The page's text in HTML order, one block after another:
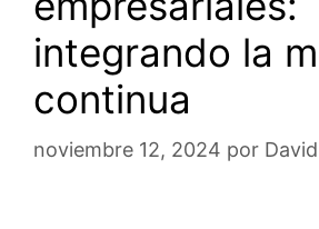
integrando la
continua
noviembre 12, 2024 por